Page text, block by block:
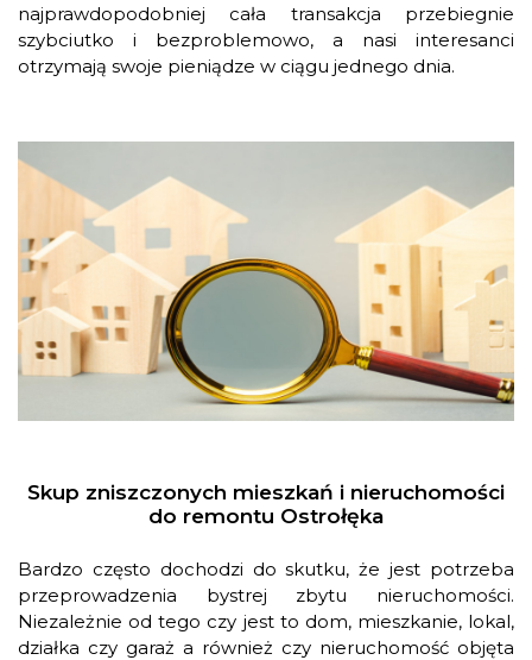
najprawdopodobniej cała transakcja przebiegnie
szybciutko i bezproblemowo, a nasi interesanci
otrzymają swoje pieniądze w ciągu jednego dnia.
Skup zniszczonych mieszkań i nieruchomości
do remontu Ostrołęka
Bardzo często dochodzi do skutku, że jest potrzeba
przeprowadzenia bystrej zbytu nieruchomości.
Niezależnie od tego czy jest to dom, mieszkanie, lokal,
działka czy garaż a również czy nieruchomość objęta